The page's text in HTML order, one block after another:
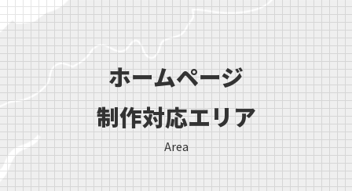
ホームページ
制作対応エリア
Area